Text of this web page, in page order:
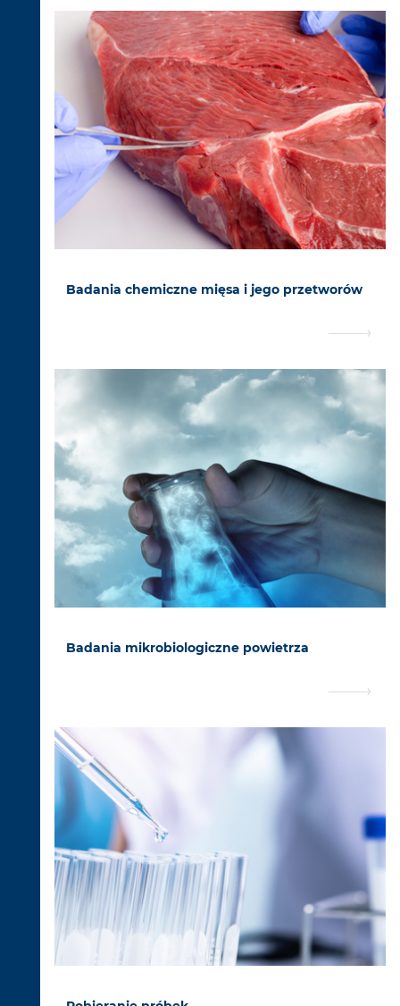
Badania chemiczne mięsa i jego przetworów
Badania mikrobiologiczne powietrza